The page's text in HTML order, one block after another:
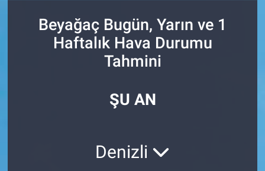
Beyağaç Bugün, Yarın ve 1
Haftalık Hava Durumu
Tahmini
ŞU AN
Denizli
Süper Lig Puan Durumu ve Fikstür
Tüm Manşetler